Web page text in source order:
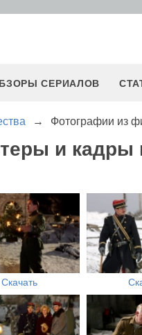
СЕРИАЛОВ
→ Фотографии из
и кадры
Скачать